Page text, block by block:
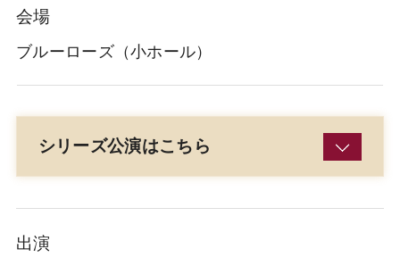
会場
ブルーローズ（小ホール）
シリーズ公演はこちら
出演